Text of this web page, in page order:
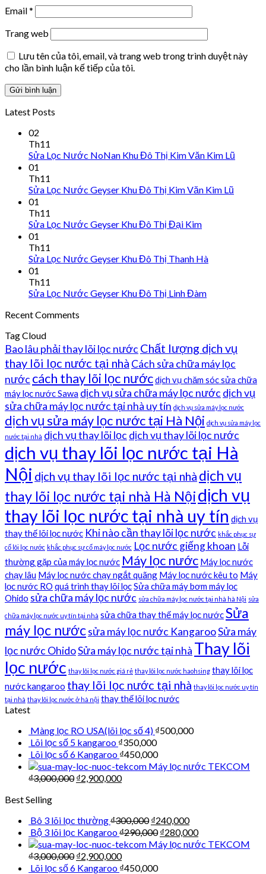
Email*
Trang web
Lưu tên của tôi, email, và trang web trong trình duyệt này
cho lần bình luận kế tiếp của tôi.
Latest Posts
02
Th11
Sửa Lọc Nước NoNan Khu Đô Thị Kim Văn Kim Lũ
01
Th11
Sửa Lọc Nước Geyser Khu Đô Thị Kim Văn Kim Lũ
01
Th11
Sửa Lọc Nước Geyser Khu Đô Thị Đại Kim
01
Th11
Sửa Lọc Nước Geyser Khu Đô Thị Thanh Hà
01
Th11
Sửa Lọc Nước Geyser Khu Đô Thị Linh Đàm
Recent Comments
Tag Cloud
Bao lâu phải thay lõi lọc nước Chất lượng dịch vụ
thay lõi lọc nước tại nhà Cách sửa chữa máy lọc
nước cách thay lõi lọc nướcdịch vụ chăm sóc sửa chữa
máy lọc nước Sawa dịch vụ sửa chữa máy lọc nước dịch vụ
sửa chữa máy lọc nước tại nhà uy tín dịch vụ sửa máy lọc nước
dịch vụ sửa máy lọc nước tại Hà Nội dịch vụ sửa máy lọc
nước tại nhà dịch vụ thay lõi lọc dịch vụ thay lõi lọc nước
dịch vụ thay lõi lọc nước tại Hà
Nội dịch vụ thay lõi lọc nước tại nhà dịch vụ
thay lõi lọc nước tại nhà Hà Nộidịch vụ
thay lõi lọc nước tại nhà uy tín dịch vụ
thay thế lõi lọc nước Khi nào cần thay lõi lọc nước khắc phục sự
cố lõi lọc nước khắc phục sự cố máy lọc nước Lọc nước giếng khoan Lỗi
thường gặp của máy lọc nước Máy lọc nước Máy lọc nước
chạy lâu Máy lọc nước chạy ngắt quãng Máy lọc nước kêu to Máy
lọc nước RO quá trình thay lõi lọcSửa chữa máy bơm máy lọc
Ohido sửa chữa máy lọc nước sửa chữa máy lọc nước tại nhà hà Nội sửa
chữa máy lọc nước uy tín tại nhà sửa chữa thay thế máy lọc nướcSửa
máy lọc nướcsửa máy lọc nước KangarooSửa máy
lọc nước OhidoSửa máy lọc nước tại nhà Thay lõi
lọc nước thay lõi lọc nước giá rẻ thay lõi lọc nước haohsing thay lõi lọc
nước kangaroo thay lõi lọc nước tại nhà thay lõi lọc nước uy tín
tại nhà thay lõi lọc nước ở hà nội thay thế lõi lọc nước
Latest
Màng lọc RO USA(lõi lọc số 4) ₫500,000
Lõi lọc số 5 kangaroo ₫350,000
Lõi lọc số 6 Kangaroo ₫450,000
Máy lọc nước TEKCOM
₫3,000,000 ₫2,900,000
Best Selling
Bô 3 lõi lọc thường₫300,000 ₫240,000
Bộ 3 lõi lọc Kangaroo₫290,000 ₫280,000
Máy lọc nước TEKCOM
₫3,000,000 ₫2,900,000
Lõi lọc số 6 Kangaroo ₫450,000